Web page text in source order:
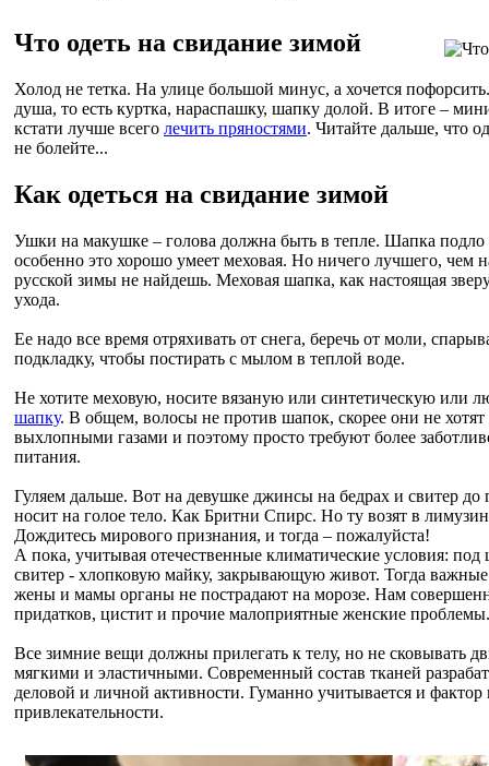
Что одеть на свидание зимой
Холод не тетка. На улице большой минус, а хочется
душа, то есть куртка, нараспашку, шапку долой. В итоге –
кстати лучше всего лечить пряностями. Читайте дальше, что
не болейте...
Как одеться на свидание зимой
Ушки на макушке – голова должна быть в тепле. Шапка подло
особенно это хорошо умеет меховая. Но ничего лучшего, чем
русской зимы не найдешь. Меховая шапка, как настоящая
ухода.
Ее надо все время отряхивать от снега, беречь от моли,
подкладку, чтобы постирать с мылом в теплой воде.
Не хотите меховую, носите вязаную или синтетическую или
шапку. В общем, волосы не против шапок, скорее они не
выхлопными газами и поэтому просто требуют более
питания.
Гуляем дальше. Вот на девушке джинсы на бедрах и свитер до
носит на голое тело. Как Бритни Спирс. Но ту возят в
Дождитесь мирового признания, и тогда – пожалуйста!
А пока, учитывая отечественные климатические условия:
свитер - хлопковую майку, закрывающую живот. Тогда
жены и мамы органы не пострадают на морозе. Нам
придатков, цистит и прочие малоприятные женские проблемы.
Все зимние вещи должны прилегать к телу, но не сковывать
мягкими и эластичными. Современный состав тканей
деловой и личной активности. Гуманно учитывается и
привлекательности.